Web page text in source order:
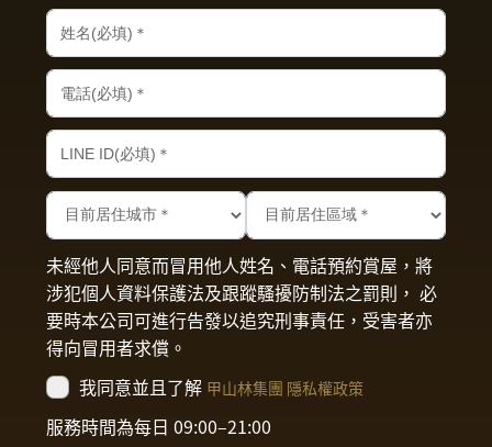
未經他人同意而冒用他人姓名、電話預約賞屋，將
涉犯個人資料保護法及跟蹤騷擾防制法之罰則， 必
要時本公司可進行告發以追究刑事責任，受害者亦
得向冒用者求償。
我同意並且了解 甲山林集團 隱私權政策
服務時間為每日 09:00–21:00